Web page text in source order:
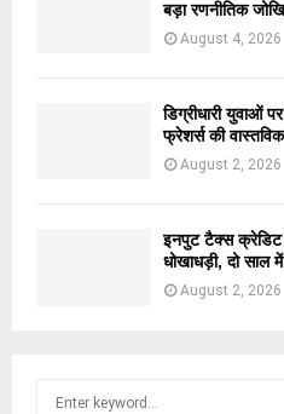
बड़ा रणनीतिक
August 4, 2026
डिग्रीधारी युवाओं
फ्रेशर्स की
August 2, 2026
इनपुट टैक्स क्रेडिट
धोखाधड़ी, दो साल
August 2, 2026